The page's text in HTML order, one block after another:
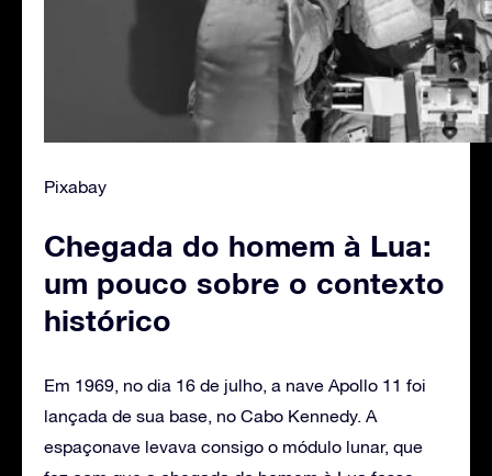
Pixabay
Chegada do homem à Lua:
um pouco sobre o contexto
histórico
Em 1969, no dia 16 de julho, a nave Apollo 11 foi
lançada de sua base, no Cabo Kennedy. A
espaçonave levava consigo o módulo lunar, que